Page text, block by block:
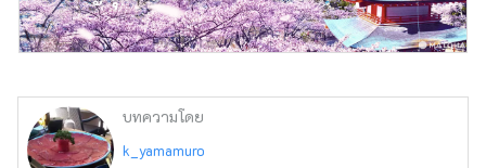
บทความโดย
k_yamamuro